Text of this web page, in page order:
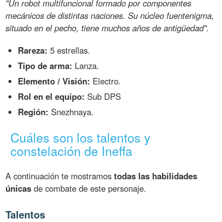
"Un robot multifuncional formado por componentes
mecánicos de distintas naciones. Su núcleo fuentenigma,
situado en el pecho, tiene muchos años de antigüedad".
Rareza: 5 estrellas.
Tipo de arma: Lanza.
Elemento / Visión: Electro.
Rol en el equipo: Sub DPS
Región: Snezhnaya.
Cuáles son los talentos y
constelación de Ineffa
A continuación te mostramostodas las habilidades
únicas de combate de este personaje.
Talentos